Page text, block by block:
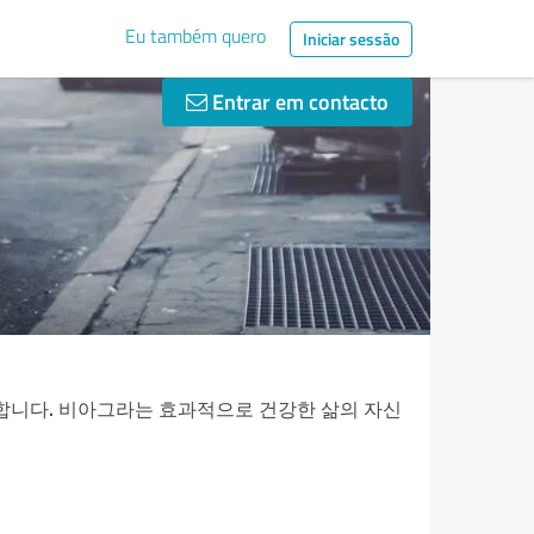
Eu também quero Iniciar sessão
Entrar em contacto
다. 비아그라는 효과적으로 건강한 삶의 자신